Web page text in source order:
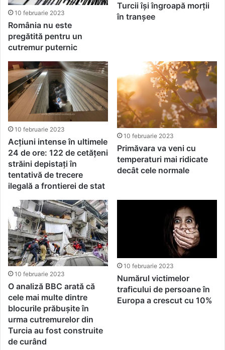
10 februarie 2023
România nu este
pregătită pentru un
cutremur puternic
Turcii își îngroapă morții
în tranșee
10 februarie 2023
Acțiuni intense în ultimele
24 de ore: 122 de cetățeni
străini depistați în
tentativă de trecere
ilegală a frontierei de stat
10 februarie 2023
Primăvara va veni cu
temperaturi mai ridicate
decât cele normale
10 februarie 2023
O analiză BBC arată că
cele mai multe dintre
blocurile prăbușite în
urma cutremurelor din
Turcia au fost construite
de curând
10 februarie 2023
Numărul victimelor
traficului de persoane în
Europa a crescut cu 10%